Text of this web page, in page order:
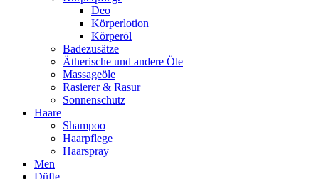
Deo
Körperlotion
Körperöl
Badezusätze
Ätherische und andere Öle
Massageöle
Rasierer & Rasur
Sonnenschutz
Haare
Shampoo
Haarpflege
Haarspray
Men
Düfte